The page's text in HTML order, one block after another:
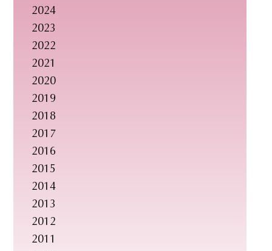
2024
2023
2022
2021
2020
2019
2018
2017
2016
2015
2014
2013
2012
2011